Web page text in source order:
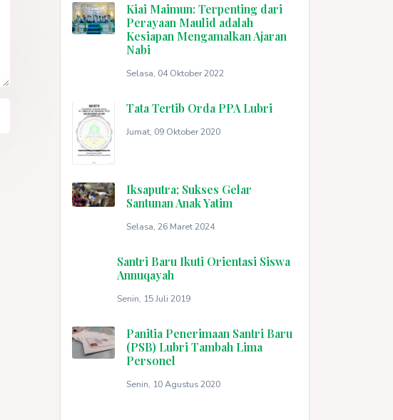
Kiai Maimun: Terpenting dari
Perayaan Maulid adalah
Kesiapan Mengamalkan Ajaran
Nabi
Selasa, 04 Oktober 2022
Tata Tertib Orda PPA Lubri
Jumat, 09 Oktober 2020
Iksaputra; Sukses Gelar
Santunan Anak Yatim
Selasa, 26 Maret 2024
Santri Baru Ikuti Orientasi Siswa
Annuqayah
Senin, 15 Juli 2019
Panitia Penerimaan Santri Baru
(PSB) Lubri Tambah Lima
Personel
Senin, 10 Agustus 2020